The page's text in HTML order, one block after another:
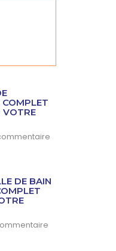
COMPLET
VOTRE
DE BAIN